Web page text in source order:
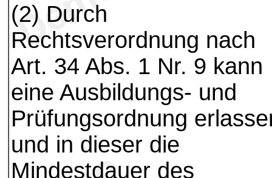
(2) Durch
Rechtsverordnung nach
Art. 34 Abs. 1 Nr. 9 kann
eine Ausbildungs- und
Prüfungsordnung
und in dieser die
Mindestdauer des